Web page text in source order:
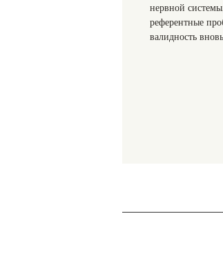
нервной
референтные
валидность